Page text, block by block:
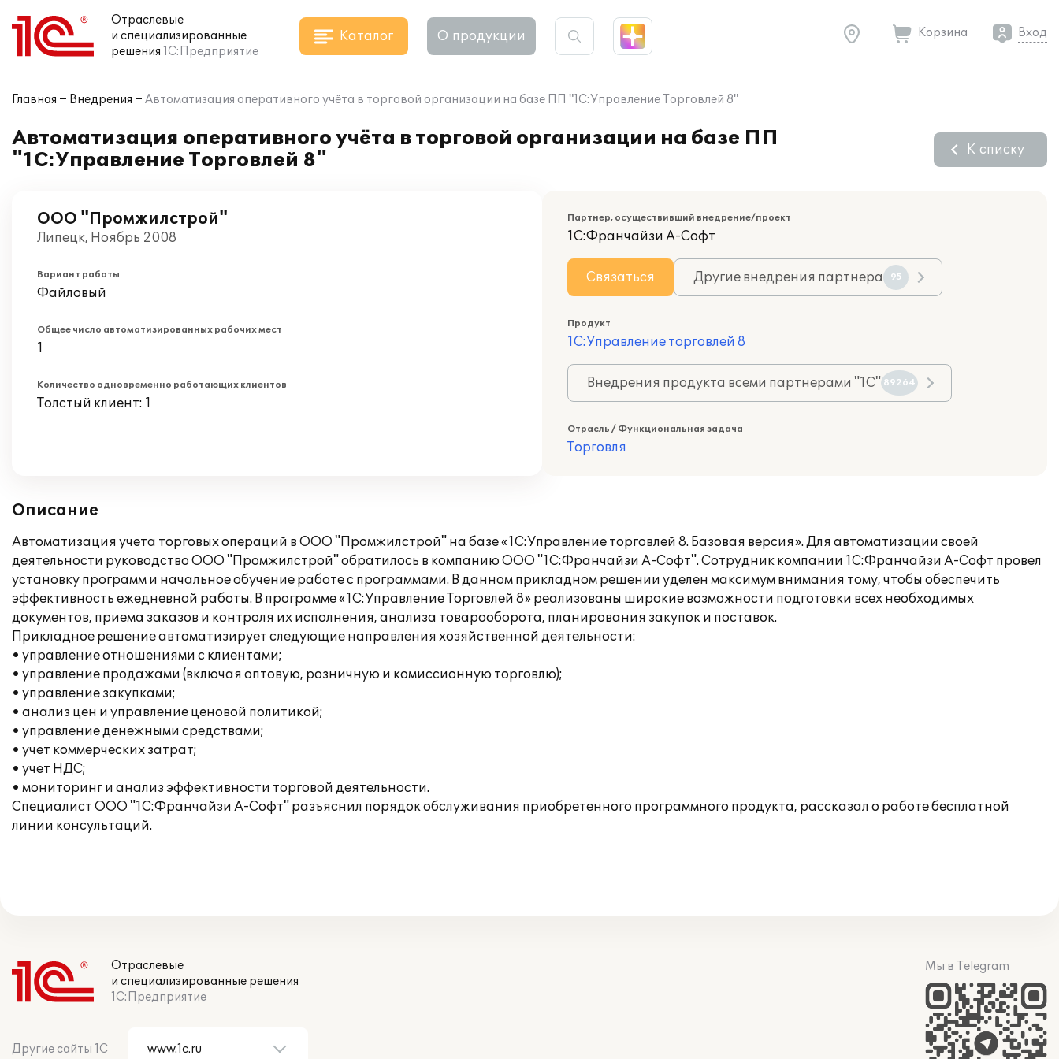
Отраслевые
и специализированные
решения 1С:Предприятие
Каталог О продукции Корзина Вход
Главная Внедрения Автоматизация оперативного учёта в торговой организации на базе ПП "1С:Управление Торговлей 8"
Автоматизация оперативного учёта в торговой организации на базе ПП
"1С:Управление Торговлей 8"
К списку
ООО "Промжилстрой"
Липецк, Ноябрь 2008
Вариант работы
Файловый
Общее число автоматизированных рабочих мест
1
Количество одновременно работающих клиентов
Толстый клиент: 1
Партнер, осуществивший внедрение/проект
1С:Франчайзи А-Софт
Связаться Другие внедрения партнера 95
Продукт
1С:Управление торговлей 8
Внедрения продукта всеми партнерами "1С" 89264
Отрасль / Функциональная задача
Торговля
Описание
Автоматизация учета торговых операций в ООО "Промжилстрой" на базе «1С:Управление торговлей 8. Базовая версия». Для автоматизации своей
деятельности руководство ООО "Промжилстрой" обратилось в компанию ООО "1С:Франчайзи А-Софт". Сотрудник компании 1С:Франчайзи А-Софт провел
установку программ и начальное обучение работе с программами. В данном прикладном решении уделен максимум внимания тому, чтобы обеспечить
эффективность ежедневной работы. В программе «1С:Управление Торговлей 8» реализованы широкие возможности подготовки всех необходимых
документов, приема заказов и контроля их исполнения, анализа товарооборота, планирования закупок и поставок.
Прикладное решение автоматизирует следующие направления хозяйственной деятельности:
• управление отношениями с клиентами;
• управление продажами (включая оптовую, розничную и комиссионную торговлю);
• управление закупками;
• анализ цен и управление ценовой политикой;
• управление денежными средствами;
• учет коммерческих затрат;
• учет НДС;
• мониторинг и анализ эффективности торговой деятельности.
Специалист ООО "1С:Франчайзи А-Софт" разъяснил порядок обслуживания приобретенного программного продукта, рассказал о работе бесплатной
линии консультаций.
Отраслевые
и специализированные решения
1С:Предприятие
Другие сайты 1С
Мы в Telegram